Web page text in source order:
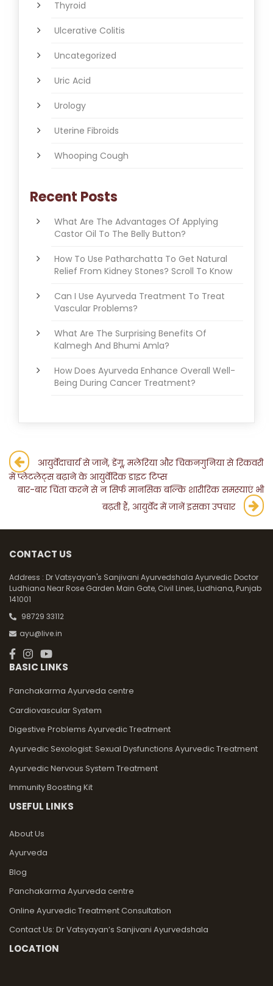
Thyroid
Ulcerative Colitis
Uncategorized
Uric Acid
Urology
Uterine Fibroids
Whooping Cough
Recent Posts
What Are The Advantages Of Applying
Castor Oil To The Belly Button?
How To Use Patharchatta To Get Natural
Relief From Kidney Stones? Scroll To Know
Can I Use Ayurveda Treatment To Treat
Vascular Problems?
What Are The Surprising Benefits Of
Kalmegh And Bhumi Amla?
How Does Ayurveda Enhance Overall Well-
Being During Cancer Treatment?
Post
navigation
आयुर्वेदाचार्य से जानें, डेंगू, मलेरिया और चिकनगुनिया से रिकवरी
में प्लेटलेट्स बढ़ाने के आयुर्वेदिक डाइट टिप्स
बार-बार चिंता करने से न सिर्फ मानसिक बल्कि शारीरिक समस्याएं भी
बढ़ती हैं, आयुर्वेद में जानें इसका उपचार
CONTACT US
Address : Dr Vatsyayan's Sanjivani Ayurvedshala Ayurvedic Doctor
Ludhiana Near Rose Garden Main Gate, Civil Lines, Ludhiana, Punjab
141001
98729 33112
ayu@live.in
BASIC LINKS
Panchakarma Ayurveda centre
Cardiovascular System
Digestive Problems Ayurvedic Treatment
Ayurvedic Sexologist: Sexual Dysfunctions Ayurvedic Treatment
Ayurvedic Nervous System Treatment
Immunity Boosting Kit
USEFUL LINKS
About Us
Ayurveda
Blog
Panchakarma Ayurveda centre
Online Ayurvedic Treatment Consultation
Contact Us: Dr Vatsyayan’s Sanjivani Ayurvedshala
LOCATION